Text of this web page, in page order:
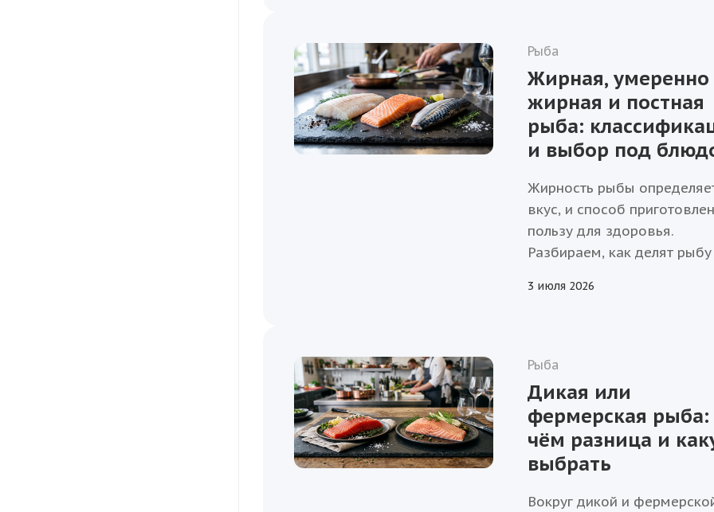
Рыба
3 июля 2026
Жирная, умеренно
жирная и постная
рыба:
и выбор под
Жирность рыбы
вкус, и способ
пользу для здоровья.
Разбираем, как делят
группе относятся и как
Рыба
Дикая или
фермерская рыба:
чём разница и
выбрать
Вокруг дикой и